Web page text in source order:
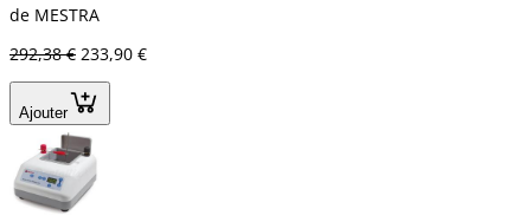
de MESTRA
292,38 € 233,90 €
Ajouter